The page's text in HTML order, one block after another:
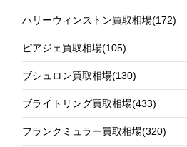
ハリーウィンストン買取相場(172)
ピアジェ買取相場(105)
ブシュロン買取相場(130)
ブライトリング買取相場(433)
フランクミュラー買取相場(320)